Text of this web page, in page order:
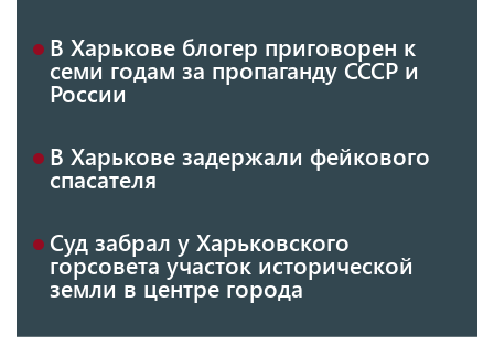
В Харькове блогер приговорен к
семи годам за пропаганду СССР и
России
В Харькове задержали фейкового
спасателя
Суд забрал у Харьковского
горсовета участок исторической
земли в центре города